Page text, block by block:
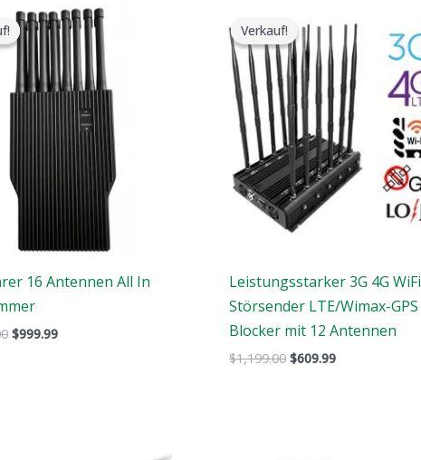
16 Antennen All In
ursprüngliche
Preis
war:
$1,699.00.
$999.99
Der
aktuelle
Preis
ist:
$999.99.
Verkauf!
Verkauf!
Leistungsstarker 3G 4G WiFi
Störsender LTE/Wimax-GPS
Blocker mit 12 Antennen
$1,199.00
ursprüngliche
Preis
war:
$1,199.00.
$609.99
aktuelle
Preis
ist:
$609.99.